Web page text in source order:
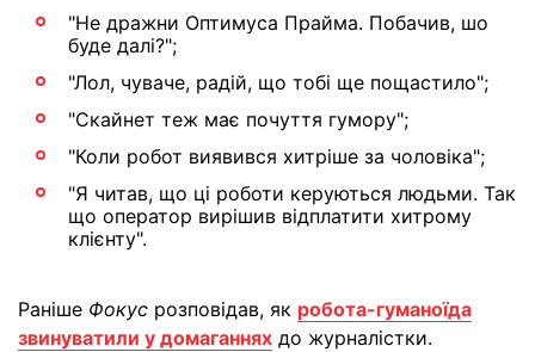
"Не дражни Оптимуса Прайма. Побачив, шо
буде далі?";
"Лол, чуваче, радій, що тобі ще пощастило";
"Скайнет теж має почуття гумору";
"Коли робот виявився хитріше за чоловіка";
"Я читав, що ці роботи керуються людьми. Так
що оператор вирішив відплатити хитрому
клієнту".
Раніше Фокус розповідав, як робота-гуманоїда
звинуватили у домаганнях до журналістки.